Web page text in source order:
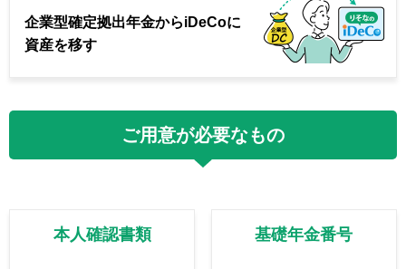
企業型確定拠出年金からiDeCoに
資産を移す
ご用意が必要なもの
本人確認書類 基礎年金番号